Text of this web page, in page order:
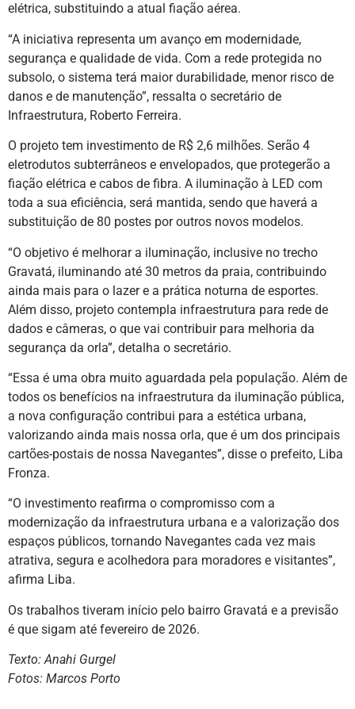
elétrica, substituindo a atual fiação aérea.
“A iniciativa representa um avanço em modernidade,
segurança e qualidade de vida. Com a rede protegida no
subsolo, o sistema terá maior durabilidade, menor risco de
danos e de manutenção”, ressalta o secretário de
Infraestrutura, Roberto Ferreira.
O projeto tem investimento de R$ 2,6 milhões. Serão 4
eletrodutos subterrâneos e envelopados, que protegerão a
fiação elétrica e cabos de fibra. A iluminação à LED com
toda a sua eficiência, será mantida, sendo que haverá a
substituição de 80 postes por outros novos modelos.
“O objetivo é melhorar a iluminação, inclusive no trecho
Gravatá, iluminando até 30 metros da praia, contribuindo
ainda mais para o lazer e a prática noturna de esportes.
Além disso, projeto contempla infraestrutura para rede de
dados e câmeras, o que vai contribuir para melhoria da
segurança da orla”, detalha o secretário.
“Essa é uma obra muito aguardada pela população. Além de
todos os benefícios na infraestrutura da iluminação pública,
a nova configuração contribui para a estética urbana,
valorizando ainda mais nossa orla, que é um dos principais
cartões-postais de nossa Navegantes”, disse o prefeito, Liba
Fronza.
“O investimento reafirma o compromisso com a
modernização da infraestrutura urbana e a valorização dos
espaços públicos, tornando Navegantes cada vez mais
atrativa, segura e acolhedora para moradores e visitantes”,
afirma Liba.
Os trabalhos tiveram início pelo bairro Gravatá e a previsão
é que sigam até fevereiro de 2026.
Texto: Anahi Gurgel
Fotos: Marcos Porto